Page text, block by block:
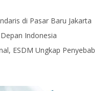
di Pasar Baru Jakarta
Indonesia
ESDM Ungkap Penyebab